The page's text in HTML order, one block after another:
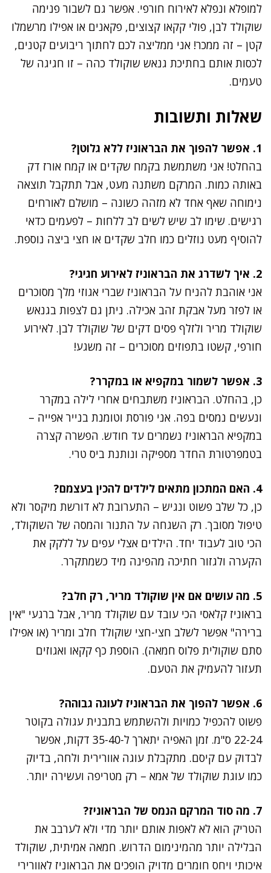
למופלא ונפלא לאירוח חורפי. אפשר גם לשבור פנימה
שוקולד לבן, פולי קקאו קצוצים, פקאנים או אפילו מרשמלו
קטן – זה ממכר! אני ממליצה לכם לחתוך ריבועים קטנים,
לכסות אותם בחתיכת גנאש שוקולד כהה – זו חגיגה של
טעמים.
שאלות ותשובות
1. אפשר להפוך את הבראוניז ללא גלוטן?
בהחלט! אני משתמשת בקמח שקדים או קמח אורז דק
באותה כמות. המרקם משתנה מעט, אבל תתקבל תוצאה
נימוחה שאף אחד לא מזהה כשונה – מושלם לאורחים
רגישים. שימו לב שיש לשים לב ללחות – לפעמים כדאי
להוסיף מעט נוזלים כמו חלב שקדים או חצי ביצה נוספת.
2. איך לשדרג את הבראוניז לאירוע חגיגי?
אני אוהבת להניח על הבראוניז שברי אגוזי מלך מסוכרים
או לפזר מעל אבקת זהב אכילה. ניתן גם לצפות בגנאש
שוקולד מריר ולזלף פסים דקים של שוקולד לבן. לאירוע
חורפי, קשטו בתפוזים מסוכרים – זה משגע!
3. אפשר לשמור במקפיא או במקרר?
כן, בהחלט. הבראוניז משתבחים אחרי לילה במקרר
ונעשים נמסים בפה. אני פורסת וטומנת בנייר אפייה –
במקפיא הבראוניז נשמרים עד חודש. הפשרה קצרה
בטמפרטורת החדר מספיקה ונותנת ביס טרי.
4. האם המתכון מתאים לילדים להכין בעצמם?
כן, כל שלב פשוט ונגיש – התערובת לא דורשת מיקסר ולא
טיפול מסובך. רק השגחה על התנור והמסה של השוקולד,
הכי טוב לעבוד יחד. הילדים אצלי עפים על ללקק את
הקערה ולגזור חתיכה מהפינה מיד כשמתקרר.
5. מה עושים אם אין שוקולד מריר, רק חלב?
בראוניז קלאסי הכי עובד עם שוקולד מריר, אבל ברגעי "אין
ברירה" אפשר לשלב חצי-חצי שוקולד חלב ומריר (או אפילו
סתם שוקולית פלוס חמאה). הוספת כף קקאו ואגוזים
תעזור להעמיק את הטעם.
6. אפשר להפוך את הבראוניז לעוגה גבוהה?
פשוט להכפיל כמויות ולהשתמש בתבנית עגולה בקוטר
22-24 ס"מ. זמן האפיה יתארך ל-35-40 דקות, אפשר
לבדוק עם קיסם. מתקבלת עוגה אוורירית ולחה, בדיוק
כמו עוגת שוקולד של אמא – רק מטריפה ועשירה יותר.
7. מה סוד המרקם הנמס של הבראוניז?
הטריק הוא לא לאפות אותם יותר מדי ולא לערבב את
הבלילה יותר מהמינימום הדרוש. חמאה אמיתית, שוקולד
איכותי ויחס חומרים מדויק הופכים את הבראוניז לאוורירי